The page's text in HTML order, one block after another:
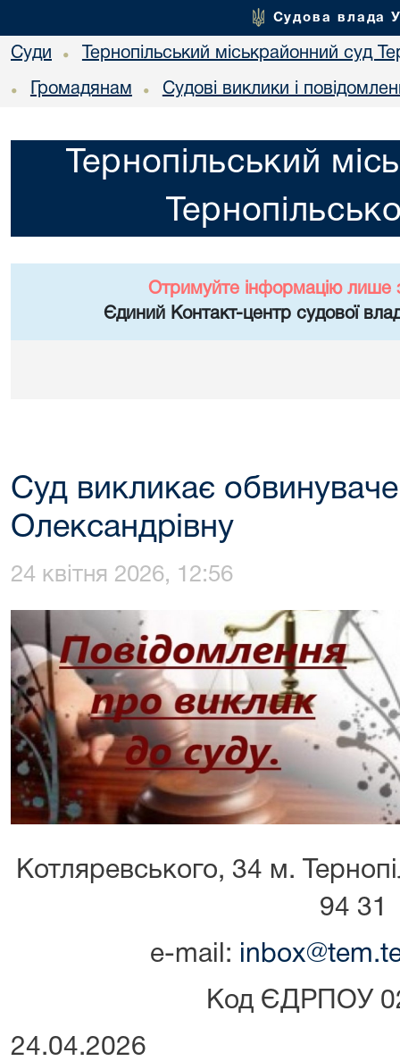
Судова влада
Суди • Тернопільський міськрайонний суд
• Громадянам • Судові виклики і
Тернопільський
Отримуйте інформацію лише
Єдиний Контакт-центр судової
Суд викликає
Олександрівну
24 квітня 2026, 12:56
Котляревського, 34 м.
94 31
е-mail:
Код ЄДРПОУ
24.04.2026